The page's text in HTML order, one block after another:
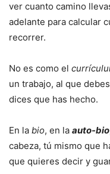
ver cuanto camino
adelante para calcular
recorrer.
No es como el
un trabajo, al que
dices que has hecho.
En la bio, en la auto-bio
cabeza, tú mismo que
que quieres decir y